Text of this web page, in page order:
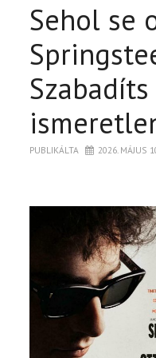
Sehol se
PUBLIKÁLTA 2026. MÁJUS